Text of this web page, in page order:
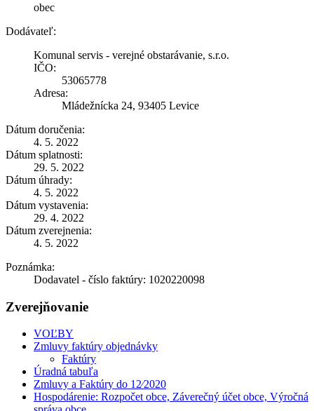
obec
Dodávateľ:
Komunal servis - verejné obstarávanie, s.r.o.
IČO:
53065778
Adresa:
Mládežnícka 24, 93405 Levice
Dátum doručenia:
4. 5. 2022
Dátum splatnosti:
29. 5. 2022
Dátum úhrady:
4. 5. 2022
Dátum vystavenia:
29. 4. 2022
Dátum zverejnenia:
4. 5. 2022
Poznámka:
Dodavatel - číslo faktúry: 1020220098
Zverejňovanie
VOĽBY
Zmluvy faktúry objednávky
Faktúry
Úradná tabuľa
Zmluvy a Faktúry do 12⁄2020
Hospodárenie: Rozpočet obce, Záverečný účet obce, Výročná